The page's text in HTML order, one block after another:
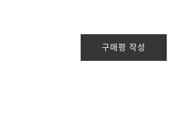
구매평 작성